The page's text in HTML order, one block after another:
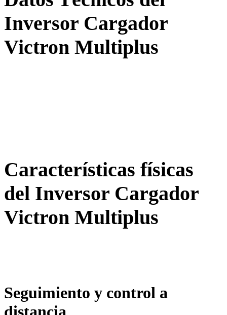
Inversor Cargador
Victron Multiplus
Características físicas
del Inversor Cargador
Victron Multiplus
Seguimiento y control a